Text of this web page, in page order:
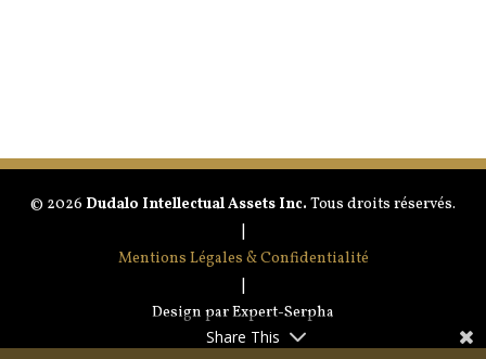
© 2026 Dudalo Intellectual Assets Inc. Tous droits réservés.
Mentions Légales & Confidentialité
Design par Expert-Serpha
Share This